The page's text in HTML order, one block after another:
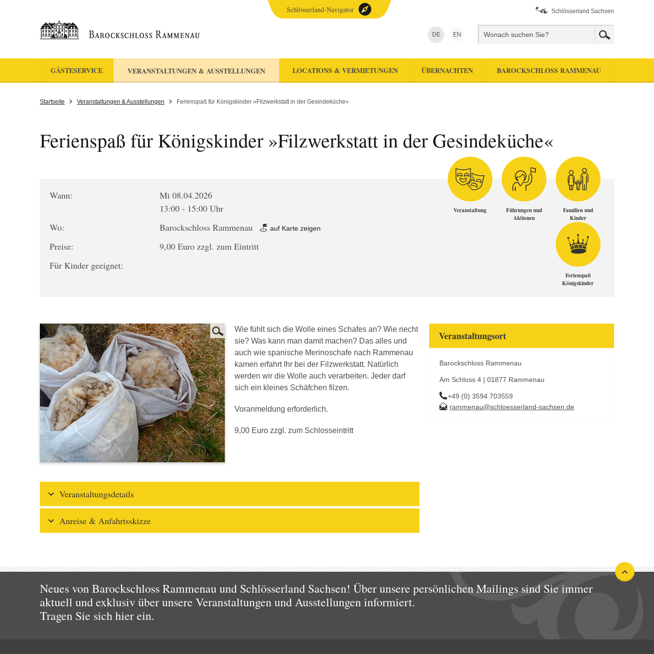
Schlösserland Sachsen
DE EN
GÄSTESERVICE VERANSTALTUNGEN & AUSSTELLUNGEN LOCATIONS & VERMIETUNGEN ÜBERNACHTEN BAROCKSCHLOSS RAMMENAU
Schlösserland-Navigator
Startseite Veranstaltungen & Ausstellungen Ferienspaß für Königskinder »Filzwerkstatt in der Gesindeküche«
Ferienspaß für Königskinder »Filzwerkstatt in der Gesindeküche«
Wann:
Mi 08.04.2026
13:00 - 15:00 Uhr
Wo:
Barockschloss Rammenau auf Karte zeigen
Preise:
9,00 Euro zzgl. zum Eintritt
Für Kinder geeignet:
Veranstaltung
Führungen und
Aktionen
Familien und
Kinder
Ferienspaß
Königskinder
Wie fühlt sich die Wolle eines Schafes an? Wie riecht
sie? Was kann man damit machen? Das alles und
auch wie spanische Merinoschafe nach Rammenau
kamen erfahrt Ihr bei der Filzwerkstatt. Natürlich
werden wir die Wolle auch verarbeiten. Jeder darf
sich ein kleines Schäfchen filzen.
Voranmeldung erforderlich.
9,00 Euro zzgl. zum Schlosseintritt
Veranstaltungsdetails
Anreise & Anfahrtsskizze
Veranstaltungsort
Barockschloss Rammenau
Am Schloss 4 | 01877 Rammenau
+49 (0) 3594 703559
rammenau@schloesserland-sachsen.de
Neues von Barockschloss Rammenau und Schlösserland Sachsen! Über unsere persönlichen Mailings sind Sie immer
aktuell und exklusiv über unsere Veranstaltungen und Ausstellungen informiert.
Tragen Sie sich hier ein.